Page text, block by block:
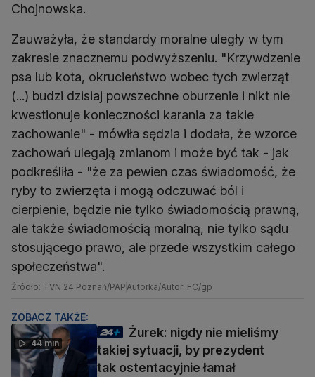
Chojnowska.
Zauważyła, że standardy moralne uległy w tym
zakresie znacznemu podwyższeniu. "Krzywdzenie
psa lub kota, okrucieństwo wobec tych zwierząt
(...) budzi dzisiaj powszechne oburzenie i nikt nie
kwestionuje konieczności karania za takie
zachowanie" - mówiła sędzia i dodała, że wzorce
zachowań ulegają zmianom i może być tak - jak
podkreśliła - "że za pewien czas świadomość, że
ryby to zwierzęta i mogą odczuwać ból i
cierpienie, będzie nie tylko świadomością prawną,
ale także świadomością moralną, nie tylko sądu
stosującego prawo, ale przede wszystkim całego
społeczeństwa".
Źródło: TVN 24 Poznań/PAPAutorka/Autor: FC/gp
ZOBACZ TAKŻE:
44 min
Żurek: nigdy nie mieliśmy
takiej sytuacji, by prezydent
tak ostentacyjnie łamał